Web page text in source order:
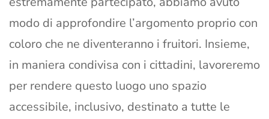
modo di approfondire l’argomento proprio con
coloro che ne diventeranno i fruitori. Insieme,
in maniera condivisa con i cittadini, lavoreremo
per rendere questo luogo uno spazio
accessibile, inclusivo, destinato a tutte le